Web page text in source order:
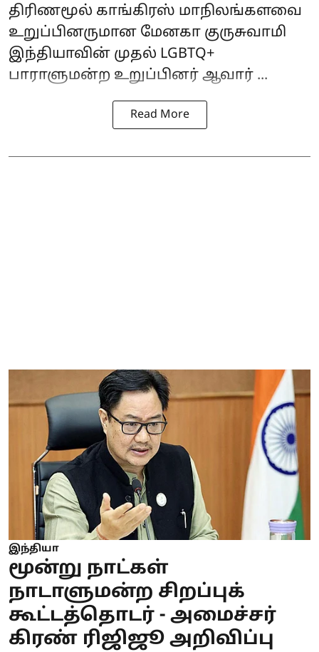
திரிணமூல் காங்கிரஸ் மாநிலங்களவை
உறுப்பினருமான மேனகா குருசுவாமி
இந்தியாவின் முதல் LGBTQ+
பாராளுமன்ற உறுப்பினர் ஆவார் ...
Read More
இந்தியா
மூன்று நாட்கள்
நாடாளுமன்ற சிறப்புக்
கூட்டத்தொடர் - அமைச்சர்
கிரண் ரிஜிஜூ அறிவிப்பு